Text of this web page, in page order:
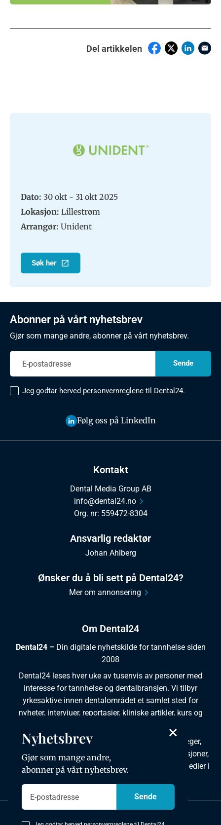
Del artikkelen
Dato: 30 okt - 31 okt 2025
Lokasjon: Lillestrøm
Arrangør: Unident
Søk her
Om Dental24
Dental24 – Din digitale nyhetskilde for tannhelse siden
2008
Dental24 leses hver uke av tusenvis av personer med
interesse for tannhelse og dentalbransjen. Vi tilbyr
yrkesaktive innen dentalområdet et samlet sted for
nyheter, intervjuer, reportasjer, kliniske artikler, kurs og
Dental24 produseres i tett samarbeid med tannleger,
tannpleiere, tannsøkere, tannteknikere samt institusjoner,
foreninger, organisasjoner, leverandører og andre medier i
Kontakt
Dental Media Group AB
info@dental24.no
Org. nr: 559472-8304
Ansvarlig redaktør
Johan Ahlberg
Ønsker du å bli sett på Dental24?
Mer om annonsering
Abonner på vårt nyhetsbrev
Gjør som mange andre, abonner på vårt nyhetsbrev.
Jeg godtar herved personvernreglene til Dental24.
Følg oss på LinkedIn
×
Nyhetsbrev
Gjør som mange andre,
abonner på vårt nyhetsbrev.